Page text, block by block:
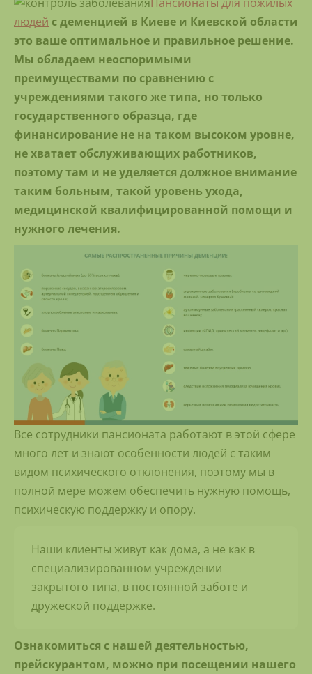
людей с деменцией в Киеве и Киевской области
это ваше оптимальное и правильное решение.
Мы обладаем неоспоримыми
преимуществами по сравнению с
учреждениями такого же типа, но только
государственного образца, где
финансирование не на таком высоком уровне,
не хватает обслуживающих работников,
поэтому там и не уделяется должное внимание
таким больным, такой уровень ухода,
медицинской квалифицированной помощи и
нужного лечения.
Все сотрудники пансионата работают в этой сфере
много лет и знают особенности людей с таким
видом психического отклонения, поэтому мы в
полной мере можем обеспечить нужную помощь,
психическую поддержку и опору.
Наши клиенты живут как дома, а не как в
специализированном учреждении
закрытого типа, в постоянной заботе и
дружеской поддержке.
Ознакомиться с нашей деятельностью,
прейскурантом, можно при посещении нашего